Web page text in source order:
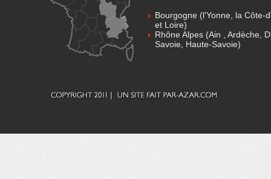
Bourgogne (l'Yonne, la Côte-
et Loire)
Rhône Alpes (Ain , Ardèche,
Savoie, Haute-Savoie)